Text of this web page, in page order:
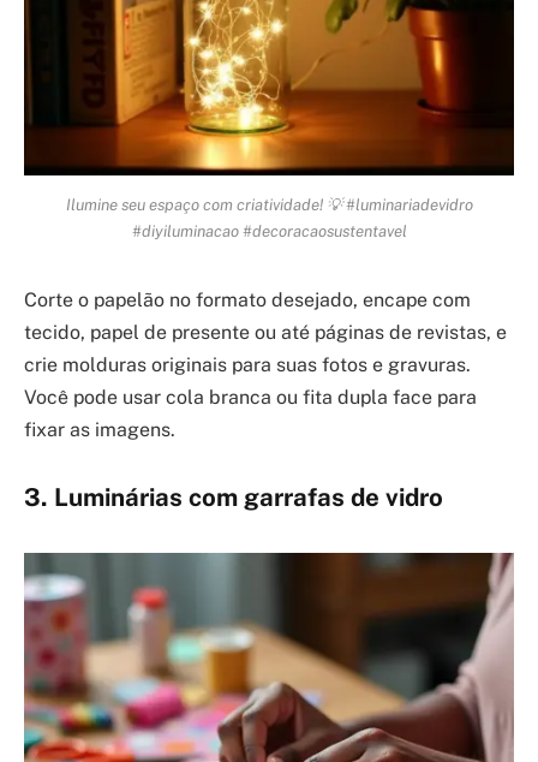
Ilumine seu espaço com criatividade! 💡 #luminariadevidro
#diyiluminacao #decoracaosustentavel
Corte o papelão no formato desejado, encape com
tecido, papel de presente ou até páginas de revistas, e
crie molduras originais para suas fotos e gravuras.
Você pode usar cola branca ou fita dupla face para
fixar as imagens.
3. Luminárias com garrafas de vidro